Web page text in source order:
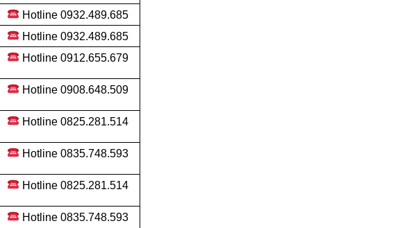
Hotline 0932.489.685
Hotline0932.489.685
Hotline0912.655.679
Hotline 0908.648.509
Hotline0825.281.514
Hotline0835.748.593
Hotline0825.281.514
Hotline0835.748.593